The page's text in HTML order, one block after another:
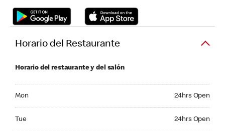
Horario del Restaurante
Horario del restaurante y del salón
Mon 24hrs Open
Tue 24hrs Open